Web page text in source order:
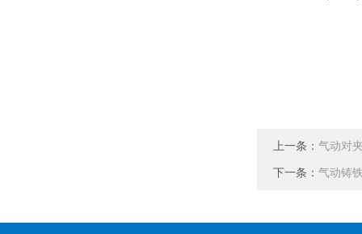
上一条： 气动对
下一条： 气动铸